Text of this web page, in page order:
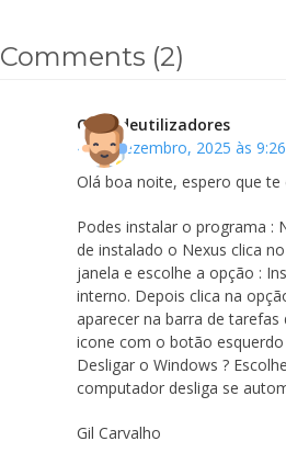
Comments (2)
Clubedeutilizadores
4 de Dezembro, 2025 às 9:26
Olá boa noite, espero que te
Podes instalar o programa :
de instalado o Nexus clica
janela e escolhe a opção :
interno. Depois clica na
aparecer na barra de
icone com o botão
Desligar o Windows ?
computador desliga se
Gil Carvalho